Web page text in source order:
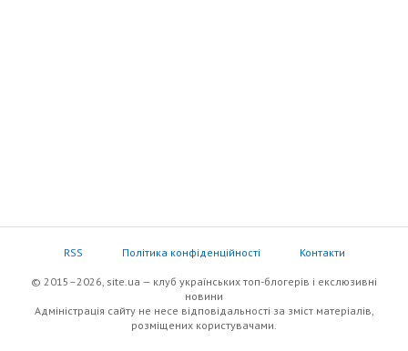
RSS Політика конфіденційності Контакти
© 2015–2026, site.ua — клуб українських топ-блогерів i екслюзивнi
новини
Адміністрація сайту не несе відповідальності за зміст матеріалів,
розміщених користувачами.